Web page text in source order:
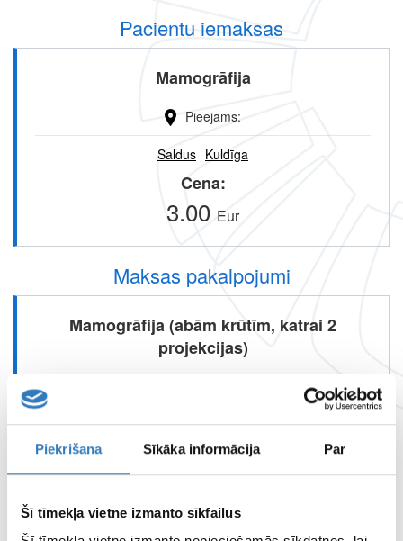
Piekrišana Sīkāka informācija Par
Šī tīmekļa vietne izmanto sīkfailus
Pacientu iemaksas
Mamogrāfija
Pieejams
Saldus Kuldīga
Cena
3.00 Eur
Maksas pakalpojumi
Mamogrāfija (abām krūtīm, katrai 2
projekcijas)
Saldus Tukums Kuldīga
Cena
40.00